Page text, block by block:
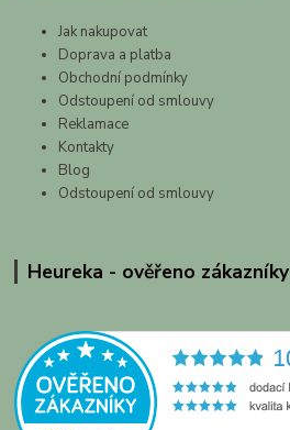
Jak nakupovat
Doprava a platba
Obchodní podmínky
Odstoupení od smlouvy
Reklamace
Kontakty
Blog
Odstoupení od smlouvy
Heureka - ověřeno zákazníky